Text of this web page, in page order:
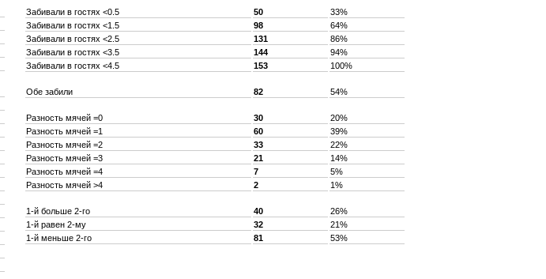
Забивали в гостях <0.5 50
33%
Забивали в гостях <1.5
98
64%
Забивали в гостях <2.5
131
86%
Забивали в гостях <3.5
144
94%
Забивали в гостях <4.5
153 100%
Обе забили 82 54%
Разность мячей =0 30
20%
Разность мячей =1
60
39%
Разность мячей =2
33
22%
Разность мячей =3
21
14%
Разность мячей =4
7
5%
Разность мячей >4
2 1%
1-й больше 2-го 40
26%
1-й равен 2-му
32
21%
1-й меньше 2-го
81 53%